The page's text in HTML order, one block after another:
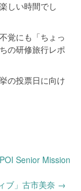
しい時間でし
覚にも「ちょっ
の研修旅行レポ
の投票日に向け
Senior Mission
ブ」古市美奈 →